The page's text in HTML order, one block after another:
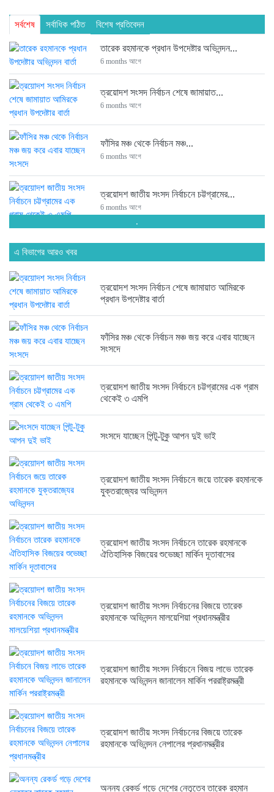
সর্বশেষ সর্বাধিক পঠিত বিশেষ প্রতিবেদন
তারেক রহমানকে প্রধান উপদেষ্টার অভিনন্দন...
6 months আগে
ত্রয়োদশ সংসদ নির্বাচন শেষে জামায়াত...
6 months আগে
ফাঁসির মঞ্চ থেকে নির্বাচন মঞ্চ...
6 months আগে
ত্রয়োদশ জাতীয় সংসদ নির্বাচনে চট্টগ্রামের...
6 months আগে
ত্রয়োদশ জাতীয় সংসদ নির্বাচনে জয়ে...
6 months আগে
ত্রয়োদশ জাতীয় সংসদ নির্বাচনে তারেক...
6 months আগে
ত্রয়োদশ জাতীয় সংসদ নির্বাচনের বিজয়ে...
6 months আগে
ত্রয়োদশ জাতীয় সংসদ নির্বাচনে বিজয়...
6 months আগে
ত্রয়োদশ জাতীয় সংসদ নির্বাচনের বিজয়ে...
6 months আগে
.
এ বিভাগের আরও খবর
ত্রয়োদশ সংসদ নির্বাচন শেষে জামায়াত আমিরকে
প্রধান উপদেষ্টার বার্তা
ফাঁসির মঞ্চ থেকে নির্বাচন মঞ্চ জয় করে এবার যাচ্ছেন
সংসদে
ত্রয়োদশ জাতীয় সংসদ নির্বাচনে চট্টগ্রামের এক গ্রাম
থেকেই ৩ এমপি
সংসদে যাচ্ছেন পিন্টু-টুকু আপন দুই ভাই
ত্রয়োদশ জাতীয় সংসদ নির্বাচনে জয়ে তারেক রহমানকে
যুক্তরাজ্যের অভিনন্দন
ত্রয়োদশ জাতীয় সংসদ নির্বাচনে তারেক রহমানকে
ঐতিহাসিক বিজয়ের শুভেচ্ছা মার্কিন দূতাবাসের
ত্রয়োদশ জাতীয় সংসদ নির্বাচনের বিজয়ে তারেক
রহমানকে অভিনন্দন মালয়েশিয়া প্রধানমন্ত্রীর
ত্রয়োদশ জাতীয় সংসদ নির্বাচনে বিজয় লাভে তারেক
রহমানকে অভিনন্দন জানালেন মার্কিন পররাষ্ট্রমন্ত্রী
ত্রয়োদশ জাতীয় সংসদ নির্বাচনের বিজয়ে তারেক
রহমানকে অভিনন্দন নেপালের প্রধানমন্ত্রীর
অনন্য রেকর্ড গড়ে দেশের নেতৃত্বে তারেক রহমান